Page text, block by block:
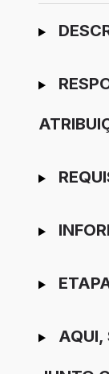
Ir para
AQUI,